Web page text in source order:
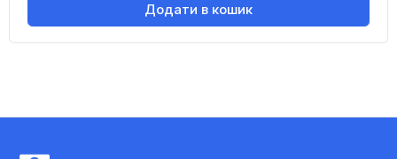
Додати в кошик